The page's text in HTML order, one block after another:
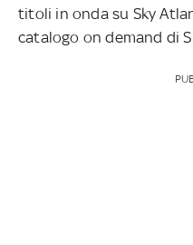
titoli in onda su Sky
catalogo on demand di